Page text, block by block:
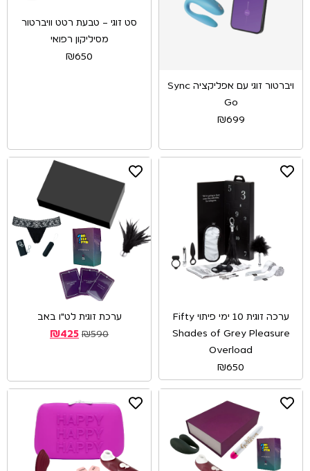
ויברטור זוגי עם אפליקציה Sync
Go
₪699
סט זוגי – טבעת רטט וויברטור
מסיליקון רפואי
₪650
ערכה זוגית 10 ימי פיתוי Fifty
Shades of Grey Pleasure
Overload
₪650
ערכת זוגית לט"ו באב
₪590
₪425